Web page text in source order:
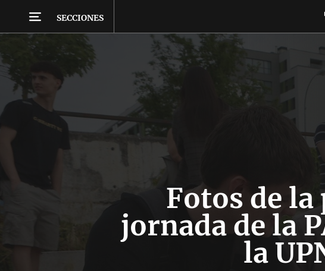
SECCIONES
Fotos de
jornada de la
la